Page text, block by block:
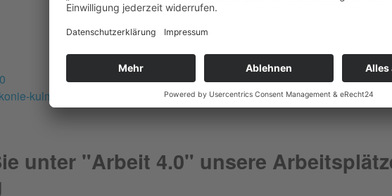
kulmbach.de
unter "Arbeit 4.0" unsere